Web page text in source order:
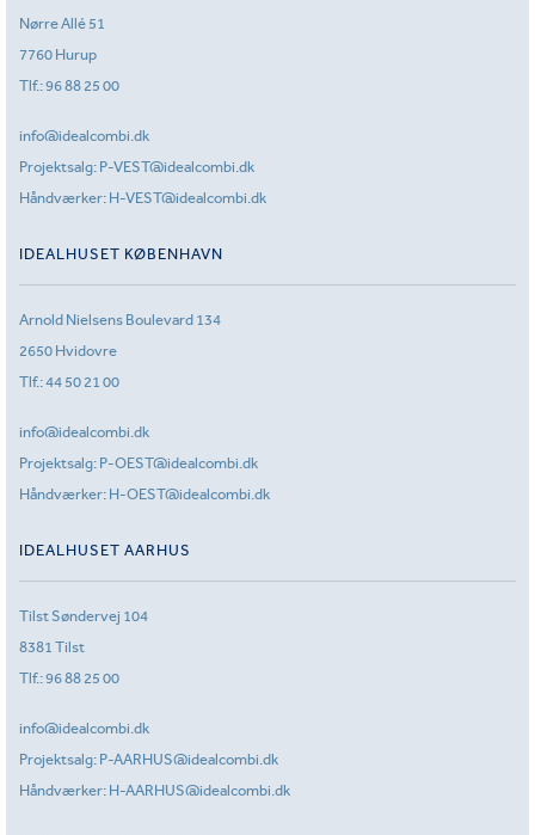
Nørre Allé 51
7760 Hurup
Tlf.:96 88 25 00
info@idealcombi.dk
Projektsalg: P-VEST@idealcombi.dk
Håndværker: H-VEST@idealcombi.dk
IDEALHUSET KØBENHAVN
Arnold Nielsens Boulevard 134
2650 Hvidovre
Tlf.:44 50 21 00
info@idealcombi.dk
Projektsalg: P-OEST@idealcombi.dk
Håndværker: H-OEST@idealcombi.dk
IDEALHUSET AARHUS
Tilst Søndervej 104
8381 Tilst
Tlf.:96 88 25 00
info@idealcombi.dk
Projektsalg: P-AARHUS@idealcombi.dk
Håndværker: H-AARHUS@idealcombi.dk